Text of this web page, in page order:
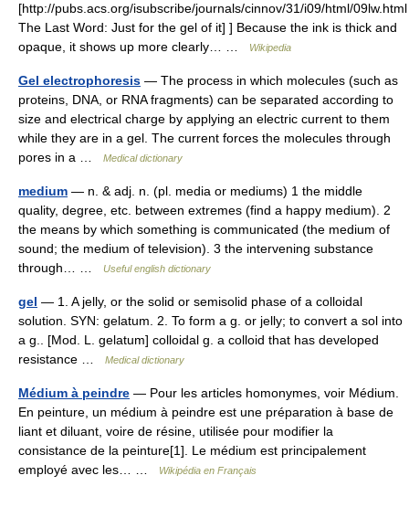
[http://pubs.acs.org/isubscribe/journals/cinnov/31/i09/html/09lw.html
The Last Word: Just for the gel of it] ] Because the ink is thick and
opaque, it shows up more clearly… …
Wikipedia
Gel electrophoresis — The process in which molecules (such as
proteins, DNA, or RNA fragments) can be separated according to
size and electrical charge by applying an electric current to them
while they are in a gel. The current forces the molecules through
pores in a …
Medical dictionary
medium — n. & adj. n. (pl. media or mediums) 1 the middle
quality, degree, etc. between extremes (find a happy medium). 2
the means by which something is communicated (the medium of
sound; the medium of television). 3 the intervening substance
through… …
Useful english dictionary
gel — 1. A jelly, or the solid or semisolid phase of a colloidal
solution. SYN: gelatum. 2. To form a g. or jelly; to convert a sol into
a g.. [Mod. L. gelatum] colloidal g. a colloid that has developed
resistance …
Medical dictionary
Médium à peindre — Pour les articles homonymes, voir Médium.
En peinture, un médium à peindre est une préparation à base de
liant et diluant, voire de résine, utilisée pour modifier la
consistance de la peinture[1]. Le médium est principalement
employé avec les… …
Wikipédia en Français